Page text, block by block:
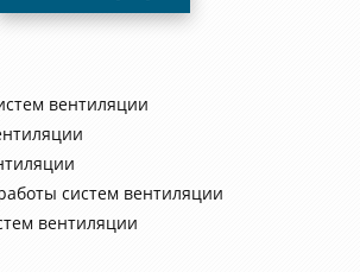
вентиляции
систем вентиляции
вентиляции